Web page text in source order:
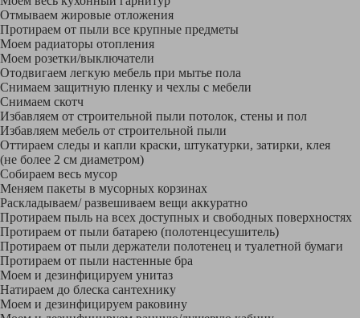
Отмываем жировые отложения
Протираем от пыли все крупные предметы
Моем радиаторы отопления
Моем розетки/выключатели
Отодвигаем легкую мебель при мытье пола
Снимаем защитную пленку и чехлы с мебели
Снимаем скотч
Избавляем от строительной пыли потолок, стены и пол
Избавляем мебель от строительной пыли
Оттираем следы и капли краски, штукатурки, затирки, клея
(не более 2 см диаметром)
Собираем весь мусор
Меняем пакеты в мусорных корзинах
Раскладываем/ развешиваем вещи аккуратно
Протираем пыль на всех доступных и свободных поверхностях
Протираем от пыли батарею (полотенцесушитель)
Протираем от пыли держатели полотенец и туалетной бумаги
Протираем от пыли настенные бра
Моем и дезинфицируем унитаз
Натираем до блеска сантехнику
Моем и дезинфицируем раковину